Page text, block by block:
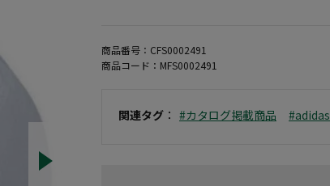
商品番号： CFS0002491
商品コード： MFS0002491
関連タグ ： #カタログ掲載商品 #adidas